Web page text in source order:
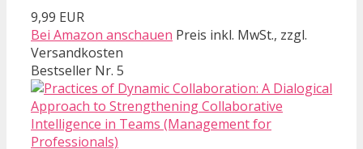
9,99 EUR
Bei Amazon anschauen Preis inkl. MwSt., zzgl.
Versandkosten
Bestseller Nr. 5